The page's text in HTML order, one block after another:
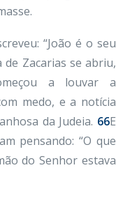
“João é o seu
Zacarias se abriu,
a louvar a
medo, e a notícia
da Judeia. 66E
pensando: “O que
do Senhor estava